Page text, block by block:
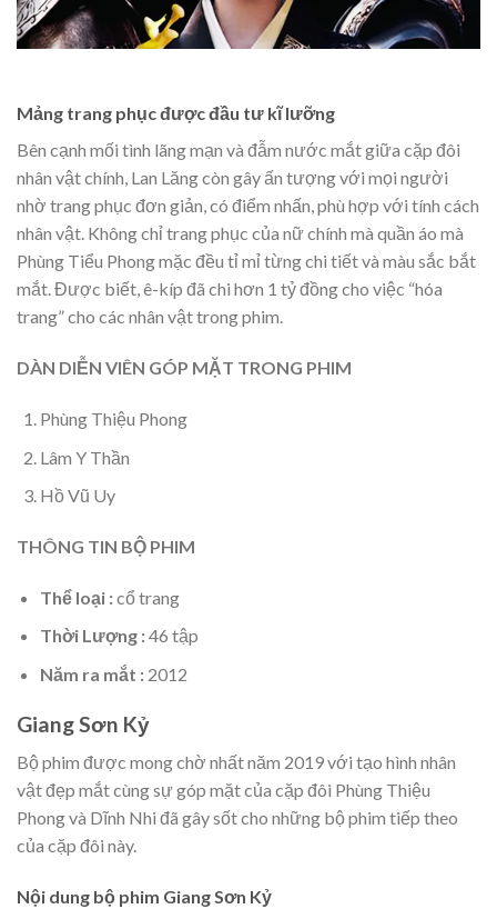
Mảng trang phục được đầu tư kĩ lưỡng
Bên cạnh mối tình lãng mạn và đẫm nước mắt giữa cặp đôi
nhân vật chính, Lan Lăng còn gây ấn tượng với mọi người
nhờ trang phục đơn giản, có điểm nhấn, phù hợp với tính cách
nhân vật. Không chỉ trang phục của nữ chính mà quần áo mà
Phùng Tiểu Phong mặc đều tỉ mỉ từng chi tiết và màu sắc bắt
mắt. Được biết, ê-kíp đã chi hơn 1 tỷ đồng cho việc “hóa
trang” cho các nhân vật trong phim.
DÀN DIỄN VIÊN GÓP MẶT TRONG PHIM
Phùng Thiệu Phong
Lâm Y Thần
Hồ Vũ Uy
THÔNG TIN BỘ PHIM
Thể loại :cổ trang
Thời Lượng :46 tập
Năm ra mắt : 2012
Giang Sơn Kỷ
Bộ phim được mong chờ nhất năm 2019 với tạo hình nhân
vật đẹp mắt cùng sự góp mặt của cặp đôi Phùng Thiệu
Phong và Dĩnh Nhi đã gây sốt cho những bộ phim tiếp theo
của cặp đôi này.
Nội dung bộ phim Giang Sơn Kỷ